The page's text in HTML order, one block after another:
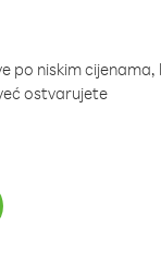
po niskim cijenama,
ostvarujete